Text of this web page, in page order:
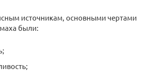
источникам, основными чертами
были: